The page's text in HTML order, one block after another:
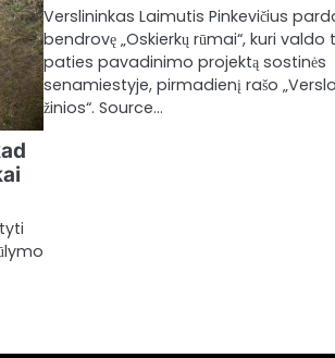
Verslininkas Laimutis Pinkevičius
bendrovę „Oskierkų rūmai“, kuri valdo
paties pavadinimo projektą sostinės
senamiestyje, pirmadienį rašo „Verslo
žinios“. Source…